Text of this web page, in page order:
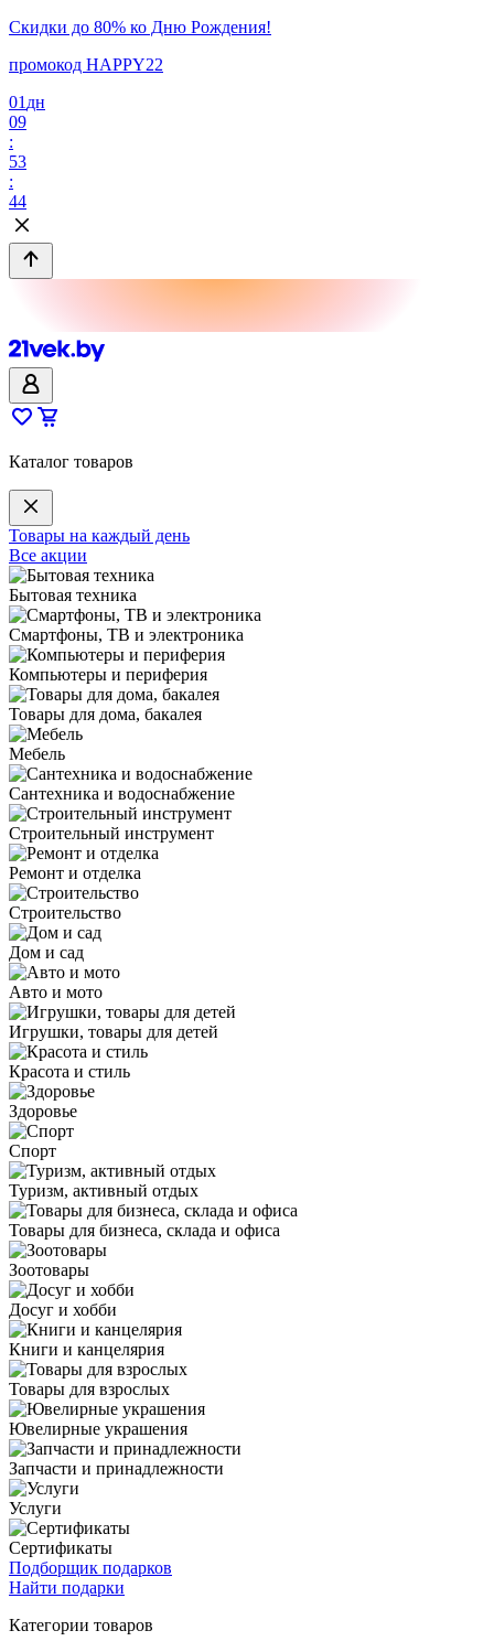
Скидки до 80% ко Дню Рождения!
промокод HAPPY22
01 дн
09
:
53
:
44
Каталог товаров
Товары на каждый день
Все акции
Бытовая техника
Смартфоны, ТВ и электроника
Компьютеры и периферия
Товары для дома, бакалея
Мебель
Сантехника и водоснабжение
Строительный инструмент
Ремонт и отделка
Строительство
Дом и сад
Авто и мото
Игрушки, товары для детей
Красота и стиль
Здоровье
Спорт
Туризм, активный отдых
Товары для бизнеса, склада и офиса
Зоотовары
Досуг и хобби
Книги и канцелярия
Товары для взрослых
Ювелирные украшения
Запчасти и принадлежности
Услуги
Сертификаты
Подборщик подарков
Найти подарки
Категории товаров